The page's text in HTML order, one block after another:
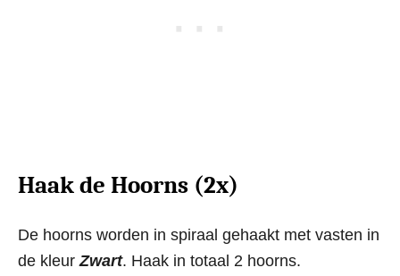
Haak de Hoorns (2x)
De hoorns worden in spiraal gehaakt met vasten in
de kleurZwart. Haak in totaal 2 hoorns.